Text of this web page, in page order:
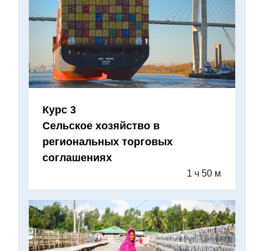
Курс 3
Сельское хозяйство в
региональных торговых
соглашениях
1 ч 50 м